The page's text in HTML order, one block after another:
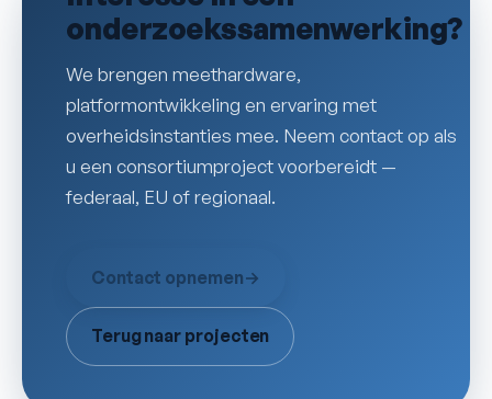
onderzoekssamenwerking?
We brengen meethardware,
platformontwikkeling en ervaring met
overheidsinstanties mee. Neem contact op als
u een consortiumproject voorbereidt —
federaal, EU of regionaal.
Contact opnemen→
Terug naar projecten